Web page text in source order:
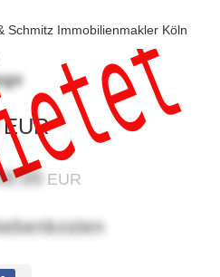
Schmitz Immobilienmakler Köln
EUR